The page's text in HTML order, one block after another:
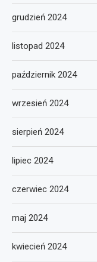
grudzień 2024
listopad 2024
październik 2024
wrzesień 2024
sierpień 2024
lipiec 2024
czerwiec 2024
maj 2024
kwiecień 2024